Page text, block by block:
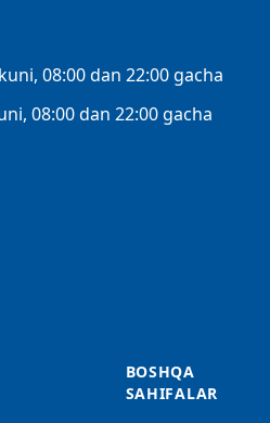
08:00 dan 22:00 gacha
08:00 dan 22:00 gacha
BOSHQA
SAHIFALAR